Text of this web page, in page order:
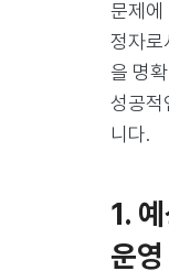
문제에
정자로
을 명
성공적
니다.
1.
운